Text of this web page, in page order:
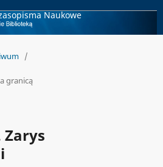
Naukowe
/
granicą